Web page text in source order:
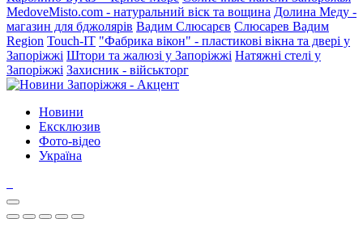
MedoveMisto.com - натуральний віск та вощина Долина Меду -
магазин для бджолярів Вадим Слюсарєв Слюсарев Вадим
Region Touch-IT "Фабрика вікон" - пластикові вікна та двері у
Запоріжжі Штори та жалюзі у Запоріжжі Натяжні стелі у
Запоріжжі Захисник - військторг
Новини
Ексклюзив
Фото-відео
Україна